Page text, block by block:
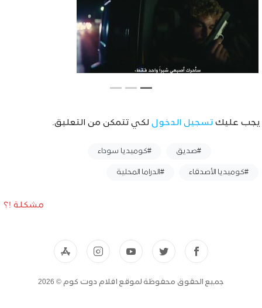
يجب عليك تسجيل الدخول لكي تتمكن من التعليق.
#صديق #كوميديا سوداء
#كوميديا الأصدقاء #الدراما المحلية
مشكلة !؟
جميع الحقوق محفوظة لموقع افلام دوت كوم © 2026